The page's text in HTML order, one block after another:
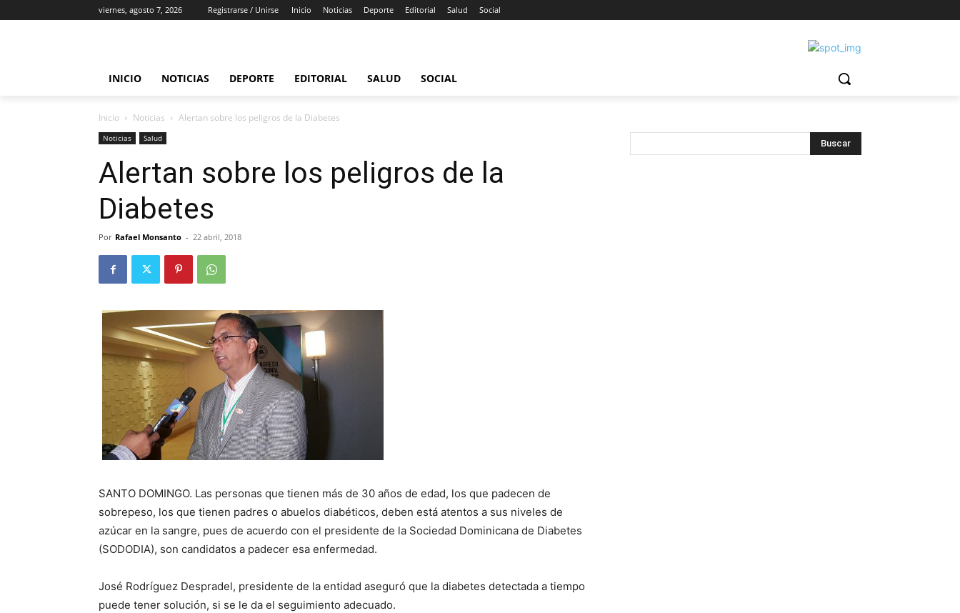
viernes, agosto 7, 2026 Registrarse / Unirse Inicio Noticias Deporte Editorial Salud Social
INICIO NOTICIAS DEPORTE EDITORIAL SALUD SOCIAL
Inicio Noticias Alertan sobre los peligros de la Diabetes
Noticias Salud
Alertan sobre los peligros de la
Diabetes
Por Rafael Monsanto - 22 abril, 2018
SANTO DOMINGO. Las personas que tienen más de 30 años de edad, los que padecen de
sobrepeso, los que tienen padres o abuelos diabéticos, deben está atentos a sus niveles de
azúcar en la sangre, pues de acuerdo con el presidente de la Sociedad Dominicana de Diabetes
(SODODIA), son candidatos a padecer esa enfermedad.
José Rodríguez Despradel, presidente de la entidad aseguró que la diabetes detectada a tiempo
puede tener solución, si se le da el seguimiento adecuado.